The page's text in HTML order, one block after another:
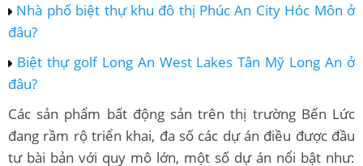
Nhà phố biệt thự khu đô thị Phúc An City Hóc Môn ở
đâu?
Biệt thự golf Long An West Lakes Tân Mỹ Long An ở
đâu?
Các sản phẩm bất động sản trên thị trường Bến Lức
đang rầm rộ triển khai, đa số các dự án điều được đầu
tư bài bản với quy mô lớn, một số dự án nổi bật như: